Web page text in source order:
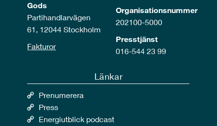
Gods
Partihandlarvägen
61, 12044 Stockholm
Fakturor
Organisationsnummer
202100-5000
Presstjänst
016-544 23 99
Länkar
Prenumerera
Press
Energiutblick podcast